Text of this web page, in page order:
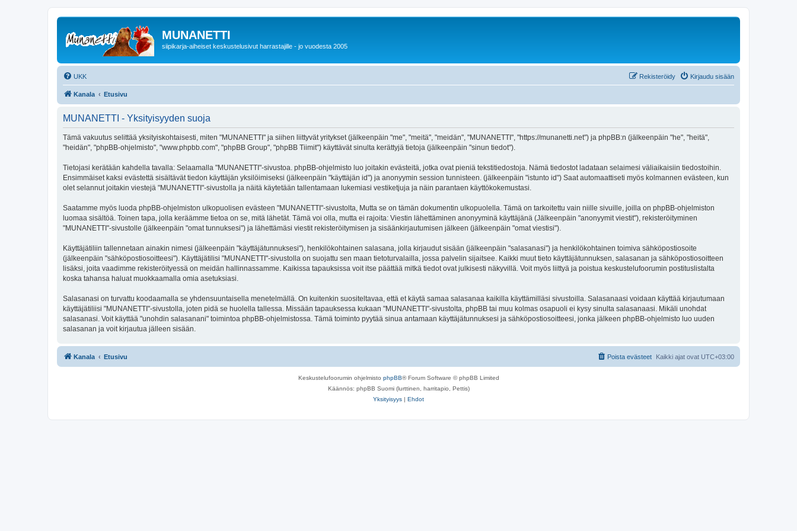
MUNANETTI
siipikarja-aiheiset keskustelusivut harrastajille - jo vuodesta 2005
UKK Kirjaudu sisään
Rekisteröidy
Kanala Etusivu
MUNANETTI - Yksityisyyden suoja
Tämä vakuutus selittää yksityiskohtaisesti, miten "MUNANETTI" ja siihen liittyvät yritykset (jälkeenpäin "me", "meitä", "meidän", "MUNANETTI", "https://munanetti.net") ja phpBB:n (jälkeenpäin "he", "heitä",
"heidän", "phpBB-ohjelmisto", "www.phpbb.com", "phpBB Group", "phpBB Tiimit") käyttävät sinulta kerättyjä tietoja (jälkeenpäin "sinun tiedot").
Tietojasi kerätään kahdella tavalla: Selaamalla "MUNANETTI"-sivustoa. phpBB-ohjelmisto luo joitakin evästeitä, jotka ovat pieniä tekstitiedostoja. Nämä tiedostot ladataan selaimesi väliaikaisiin tiedostoihin.
Ensimmäiset kaksi evästettä sisältävät tiedon käyttäjän yksilöimiseksi (jälkeenpäin "käyttäjän id") ja anonyymin session tunnisteen. (jälkeenpäin "istunto id") Saat automaattiseti myös kolmannen evästeen, kun
olet selannut joitakin viestejä "MUNANETTI"-sivustolla ja näitä käytetään tallentamaan lukemiasi vestiketjuja ja näin parantaen käyttökokemustasi.
Saatamme myös luoda phpBB-ohjelmiston ulkopuolisen evästeen "MUNANETTI"-sivustolta, Mutta se on tämän dokumentin ulkopuolella. Tämä on tarkoitettu vain niille sivuille, joilla on phpBB-ohjelmiston
luomaa sisältöä. Toinen tapa, jolla keräämme tietoa on se, mitä lähetät. Tämä voi olla, mutta ei rajoita: Viestin lähettäminen anonyyminä käyttäjänä (Jälkeenpäin "anonyymit viestit"), rekisteröityminen
"MUNANETTI"-sivustolle (jälkeenpäin "omat tunnuksesi") ja lähettämäsi viestit rekisteröitymisen ja sisäänkirjautumisen jälkeen (jälkeenpäin "omat viestisi").
Käyttäjätiliin tallennetaan ainakin nimesi (jälkeenpäin "käyttäjätunnuksesi"), henkilökohtainen salasana, jolla kirjaudut sisään (jälkeenpäin "salasanasi") ja henkilökohtainen toimiva sähköpostiosoite
(jälkeenpäin "sähköpostiosoitteesi"). Käyttäjätilisi "MUNANETTI"-sivustolla on suojattu sen maan tietoturvalailla, jossa palvelin sijaitsee. Kaikki muut tieto käyttäjätunnuksen, salasanan ja sähköpostiosoitteen
lisäksi, joita vaadimme rekisteröityessä on meidän hallinnassamme. Kaikissa tapauksissa voit itse päättää mitkä tiedot ovat julkisesti näkyvillä. Voit myös liittyä ja poistua keskustelufoorumin postituslistalta
koska tahansa haluat muokkaamalla omia asetuksiasi.
Salasanasi on turvattu koodaamalla se yhdensuuntaisella menetelmällä. On kuitenkin suositeltavaa, että et käytä samaa salasanaa kaikilla käyttämilläsi sivustoilla. Salasanaasi voidaan käyttää kirjautumaan
käyttäjätiliisi "MUNANETTI"-sivustolla, joten pidä se huolella tallessa. Missään tapauksessa kukaan "MUNANETTI"-sivustolta, phpBB tai muu kolmas osapuoli ei kysy sinulta salasanaasi. Mikäli unohdat
salasanasi. Voit käyttää "unohdin salasanani" toimintoa phpBB-ohjelmistossa. Tämä toiminto pyytää sinua antamaan käyttäjätunnuksesi ja sähköpostiosoitteesi, jonka jälkeen phpBB-ohjelmisto luo uuden
salasanan ja voit kirjautua jälleen sisään.
Kanala Etusivu Kaikki ajat ovat UTC+03:00
Poista evästeet
Keskustelufoorumin ohjelmisto phpBB® Forum Software © phpBB Limited
Käännös: phpBB Suomi (lurttinen, harritapio, Pettis)
Yksityisyys | Ehdot